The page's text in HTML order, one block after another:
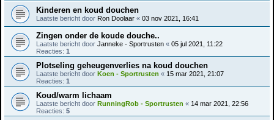
Kinderen en koud douchen
Laatste bericht door Ron Doolaar « 03 nov 2021, 16:41
Zingen onder de koude douche..
Laatste bericht door Janneke - Sportrusten « 05 jul 2021, 11:22
Reacties: 1
Plotseling geheugenverlies na koud douchen
Laatste bericht door Koen - Sportrusten « 15 mar 2021, 21:07
Reacties: 1
Koud/warm lichaam
Laatste bericht door RunningRob - Sportrusten « 14 mar 2021, 22:56
Reacties: 5